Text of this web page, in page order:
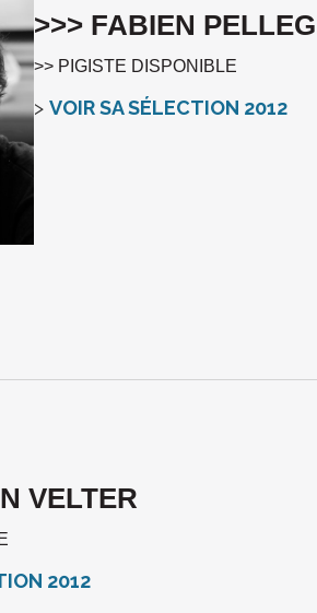
>>> FABIEN
>> PIGISTE DISPONIBLE
> VOIR SA SÉLECTION 2012
VELTER
2012